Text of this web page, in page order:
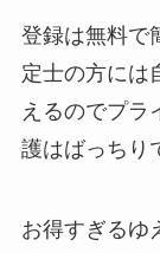
登録は無料で
定士の方には
えるのでプラ
護はばっちり
お得すぎるゆ